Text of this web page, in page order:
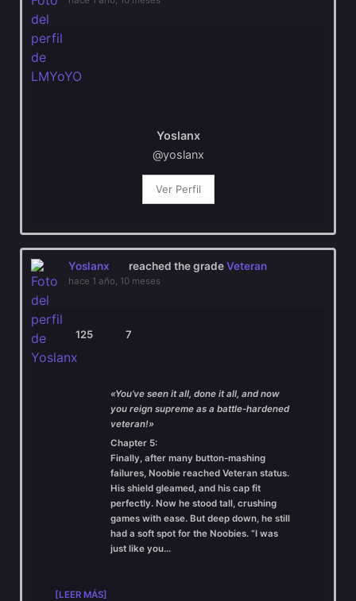
Yoslanx
@yoslanx
Ver Perfil
Yoslanx reached the gradeVeteran
hace 1 año, 10 meses
125 7
«You’ve seen it all, done it all, and now
you reign supreme as a battle-hardened
veteran!»
Chapter 5:
Finally, after many button-mashing
failures, Noobie reachedVeteran status.
His shield gleamed, and his cap fit
perfectly. Now he stood tall, crushing
games with ease. But deep down, he still
had a soft spot for theNoobies. “I was
just like you…
[LEER MÁS]